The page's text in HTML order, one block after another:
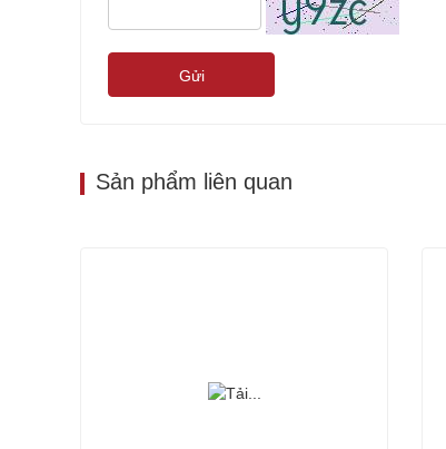
Gửi
Sản phẩm liên quan